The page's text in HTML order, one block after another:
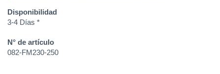
Disponibilidad
3-4 Días *
N° de artículo
082-FM230-250